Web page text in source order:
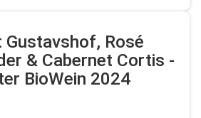
Gustavshof, Rosé
& Cabernet Cortis -
BioWein 2024